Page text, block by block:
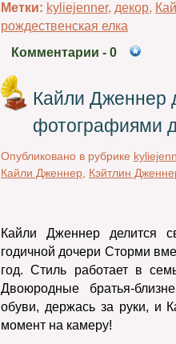
Метки: kyliejenner, декор,
рождественская елка
Комментарии - 0
Кайли Дженнер
фотографиями
Опубликовано в рубрике
Кайли Дженнер Кэйтлин
Кайли Дженнер делится
годичной дочери Сторми
год. Стиль работает в
Двоюродные братья-
обуви, держась за руки, и
момент на камеру!